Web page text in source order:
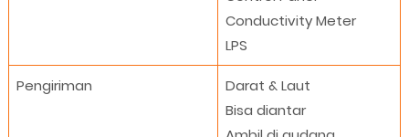
Conductivity Meter
LPS
Pengiriman
Darat & Laut
Bisa diantar